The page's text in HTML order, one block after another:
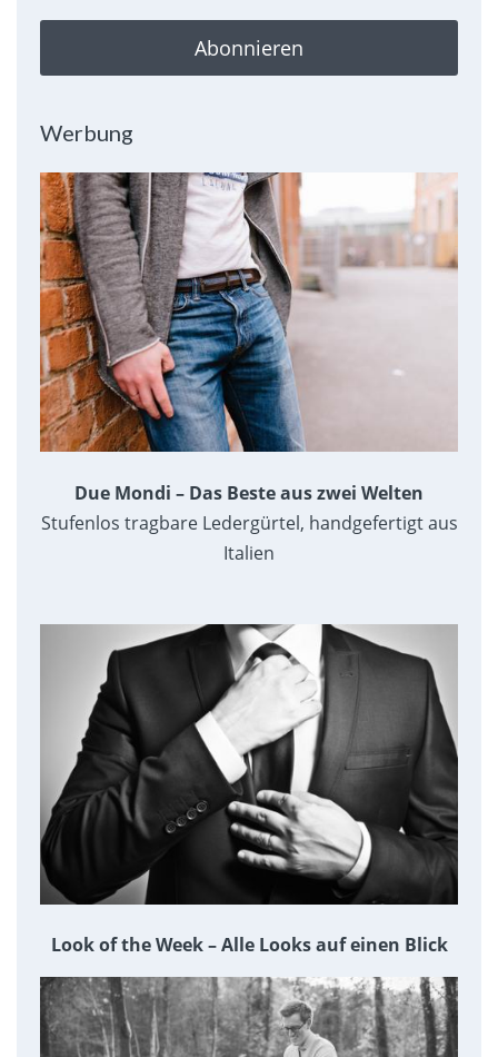
Abonnieren
Werbung
Due Mondi – Das Beste aus zwei Welten
Stufenlos tragbare Ledergürtel, handgefertigt aus
Italien
Look of the Week – Alle Looks auf einen Blick